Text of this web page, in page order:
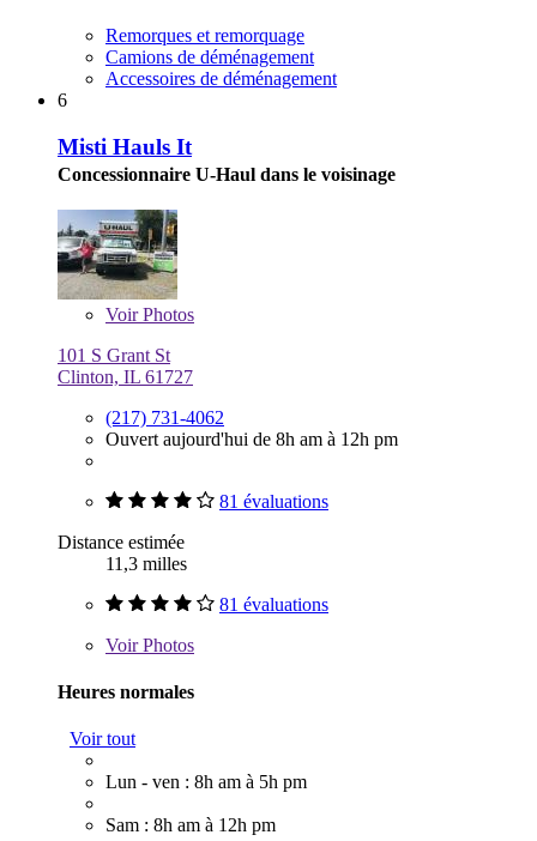
Remorques et remorquage
Camions de déménagement
Accessoires de déménagement
6
Misti Hauls It
Concessionnaire U-Haul dans le voisinage
VoirPhotos
101 S Grant St
Clinton, IL 61727
(217) 731-4062
Ouvert aujourd'hui de 8h am à 12h pm
81 évaluations
Distance estimée
11,3 milles
81 évaluations
VoirPhotos
Heures normales
Voir tout
Lun - ven : 8h am à 5h pm
Sam : 8h am à 12h pm